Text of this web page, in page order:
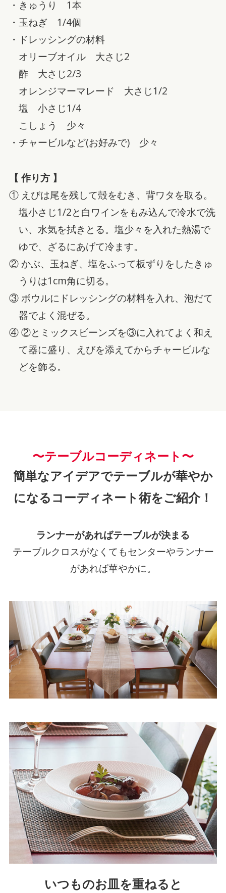
・きゅうり 1本
・玉ねぎ 1/4個
・ドレッシングの材料
オリーブオイル 大さじ2
酢 大さじ2/3
オレンジマーマレード 大さじ1/2
塩 小さじ1/4
こしょう 少々
・チャービルなど(お好みで) 少々
【 作り方 】
① えびは尾を残して殻をむき、背ワタを取る。
塩小さじ1/2と白ワインをもみ込んで冷水で洗
い、水気を拭きとる。塩少々を入れた熱湯で
ゆで、ざるにあげて冷ます。
② かぶ、玉ねぎ、塩をふって板ずりをしたきゅ
うりは1cm角に切る。
③ ボウルにドレッシングの材料を入れ、泡だて
器でよく混ぜる。
④ ②とミックスビーンズを③に入れてよく和え
て器に盛り、えびを添えてからチャービルな
どを飾る。
〜テーブルコーディネート〜
簡単なアイデアでテーブルが華やか
になるコーディネート術をご紹介！
ランナーがあればテーブルが決まる
テーブルクロスがなくてもセンターやランナー
があれば華やかに。
いつものお皿を重ねると